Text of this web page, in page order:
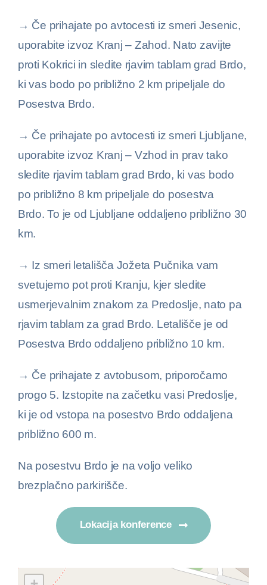
→ Če prihajate po avtocesti iz smeri Jesenic,
uporabite izvoz Kranj – Zahod. Nato zavijte
proti Kokrici in sledite rjavim tablam grad Brdo,
ki vas bodo po približno 2 km pripeljale do
Posestva Brdo.
→ Če prihajate po avtocesti iz smeri Ljubljane,
uporabite izvoz Kranj – Vzhod in prav tako
sledite rjavim tablam grad Brdo, ki vas bodo
po približno 8 km pripeljale do posestva
Brdo. To je od Ljubljane oddaljeno približno 30
km.
→ Iz smeri letališča Jožeta Pučnika vam
svetujemo pot proti Kranju, kjer sledite
usmerjevalnim znakom za Predoslje, nato pa
rjavim tablam za grad Brdo. Letališče je od
Posestva Brdo oddaljeno približno 10 km.
→ Če prihajate z avtobusom, priporočamo
progo 5. Izstopite na začetku vasi Predoslje,
ki je od vstopa na posestvo Brdo oddaljena
približno 600 m.
Na posestvu Brdo je na voljo veliko
brezplačno parkirišče.
Lokacija konference